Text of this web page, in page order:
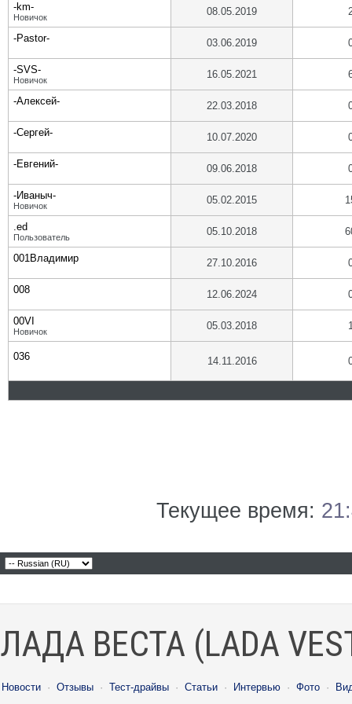
-km-
Новичок 08.05.2019
-Pastor- 03.06.2019
-SVS-
Новичок 16.05.2021
-Алексей- 22.03.2018
-Сергей- 10.07.2020
-Евгений- 09.06.2018
-Иваныч-
Новичок 05.02.2015
.ed
Пользователь 05.10.2018
001Владимир 27.10.2016
008 12.06.2024
00VI
Новичок 05.03.2018
036 14.11.2016
Текущее время:
ЛАДА ВЕСТА (LADA
Новости · Отзывы · Тест-драйвы · Статьи · Интервью · Фото ·